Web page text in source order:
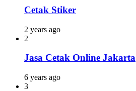
Cetak Stiker
2 years ago
2
Jasa Cetak Online Jakarta
6 years ago
3